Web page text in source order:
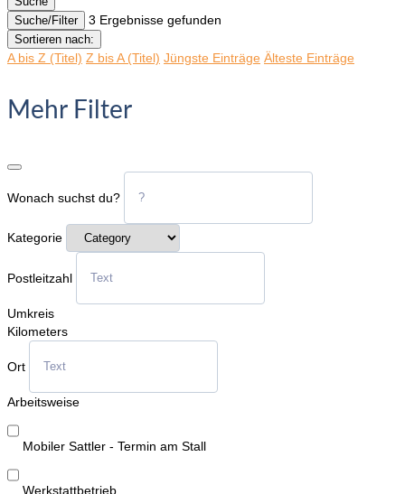
Suche/Filter
3 Ergebnisse gefunden
Sortieren nach:
A bis Z (Titel) Z bis A (Titel) Jüngste Einträge Älteste Einträge
Mehr Filter
Wonach suchst du?
Kategorie
Postleitzahl
Umkreis
Kilometers
Ort
Arbeitsweise
Mobiler Sattler - Termin am Stall
Werkstattbetrieb